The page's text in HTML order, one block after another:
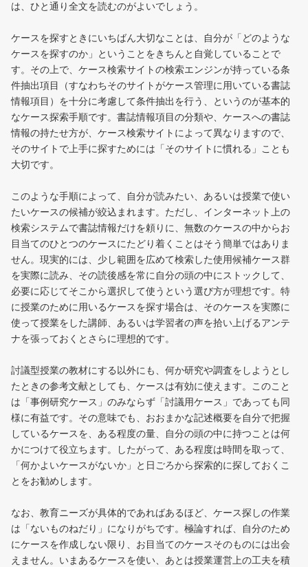
は、ひと通り全文を読むのがよいでしょう。
ケースを探すときにいちばん大切なことは、自分が「どのような
ケースを探すのか」ということをきちんと自覚していることで
す。その上で、ケース検索サイトの検索エンジンが持っている条
件抽出項目（すなわちそのサイトがケース管理に用いている書誌
情報項目）を十分に考慮して条件抽出を行う、というのが基本的
なケース探索手順です。書誌情報項目の分類や、ケースへの書誌
情報の持たせ方が、ケース検索サイトによって異なりますので、
そのサイトで上手に探すためには「そのサイトに慣れる」ことも
大切です。
このような手順によって、自分が読みたい、あるいは授業で使い
たいケースの候補が絞込まれます。ただし、インターネット上の
検索システムで書誌情報だけを頼りに、無数のケースの中からお
目当てのひとつのケースにたどり着くことはそう簡単ではありま
せん。現実的には、少し範囲を広めて検索した使用候補ケース群
を実際に読み、その読後感を常に自分の頭の中にストックして、
必要に応じてそこから選択して使うという選び方が理想です。特
に授業のために用いるケースを探す場合は、そのケースを実際に
使って授業をした講師、あるいは学習者の声を拾い上げるアンテ
ナを張っておくとさらに理想的です。
討議型授業の教材にする以外にも、何か研究や調査をしようとし
たときの参考文献としても、ケースは有効に使えます。このこと
は「事例研究ケース」のみならず「討議用ケース」であっても同
様に有益です。その意味でも、おおまかな記述概要を自分で把握
しているケースを、ある程度の量、自分の頭の中に持つことは何
かにつけて役立ちます。したがって、ある程度は時間を取って、
「何かよいケースがないか」と日ごろから探索的に探しておくこ
とをお勧めします。
なお、教育ニーズが具体的であればあるほど、ケース探しの作業
は「ないものねだり」になりがちです。極論すれば、自分のため
にケースを作成しない限り、お目当てのケースそのものには出会
えません。いまあるケースを使い、あとは授業運営上の工夫を積